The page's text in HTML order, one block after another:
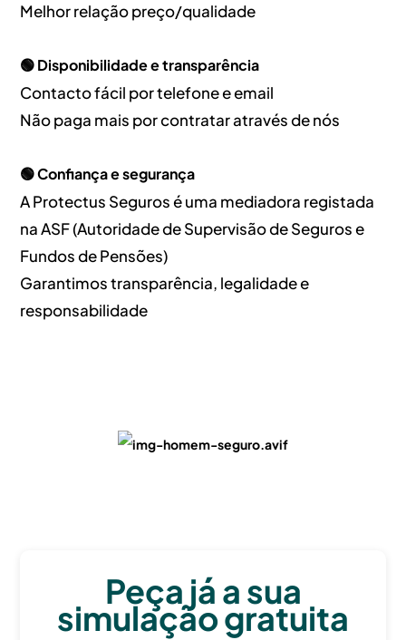
Melhor relação preço/qualidade
🟢 Disponibilidade e transparência
Contacto fácil por telefone e email
Não paga mais por contratar através de nós
🟢 Confiança e segurança
A Protectus Seguros é uma mediadora registada
na ASF (Autoridade de Supervisão de Seguros e
Fundos de Pensões)
Garantimos transparência, legalidade e
responsabilidade
Peça já a sua
simulação gratuita